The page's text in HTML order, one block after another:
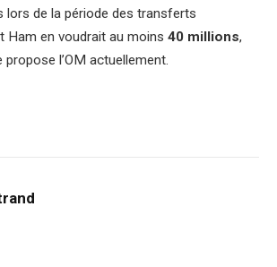
lors de la période des transferts
Ham en voudrait au moins 40 millions,
propose l’OM actuellement.